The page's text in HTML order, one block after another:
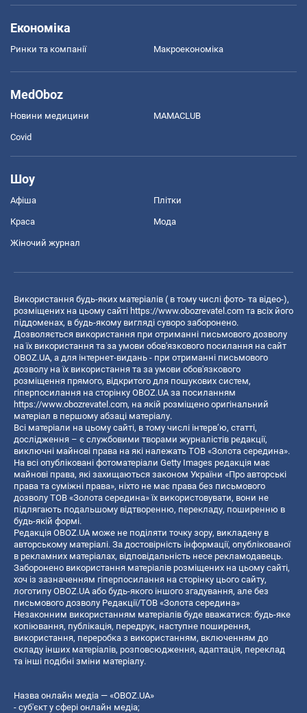
Економіка
Ринки та компанії Макроекономіка
MedOboz
Новини медицини MAMACLUB
Covid
Шоу
Афіша Плітки
Краса Мода
Жіночий журнал
Використання будь-яких матеріалів ( в тому числі фото- та відео-),
розміщених на цьому сайті https://www.obozrevatel.com та всіх його
піддоменах, в будь-якому вигляді суворо заборонено.
Дозволяється використання при отриманні письмового дозволу
на їх використання та за умови обов'язкового посилання на сайт
OBOZ.UA, а для інтернет-видань - при отриманні письмового
дозволу на їх використання та за умови обов'язкового
розміщення прямого, відкритого для пошукових систем,
гіперпосилання на сторінку OBOZ.UA за посиланням
https://www.obozrevatel.com, на якій розміщено оригінальний
матеріал в першому абзаці матеріалу.
Всі матеріали на цьому сайті, в тому числі інтерв’ю, статті,
дослідження – є службовими творами журналістів редакції,
виключні майнові права на які належать ТОВ «Золота середина».
На всі опубліковані фотоматеріали Getty Images редакція має
майнові права, які захищаються законом України «Про авторські
права та суміжні права», ніхто не має права без письмового
дозволу ТОВ «Золота середина» їх використовувати, вони не
підлягають подальшому відтворенню, перекладу, поширенню в
будь-якій формі.
Редакція OBOZ.UA може не поділяти точку зору, викладену в
авторському матеріалі. За достовірність інформації, опублікованої
в рекламних матеріалах, відповідальність несе рекламодавець.
Заборонено використання матеріалів розміщених на цьому сайті,
хоч із зазначенням гіперпосилання на сторінку цього сайту,
логотипу OBOZ.UA або будь-якого іншого згадування, але без
письмового дозволу Редакції/ТОВ «Золота середина»
Незаконним використанням матеріалів буде вважатися: будь-яке
копiювання, публiкацiя, передрук, наступне поширення,
використання, переробка з використанням, включенням до
складу інших матеріалів, розповсюдження, адаптація, переклад
та інші подібні зміни матеріалу.
Назва онлайн медіа — «OBOZ.UA»
- суб'єкт у сфері онлайн медіа;